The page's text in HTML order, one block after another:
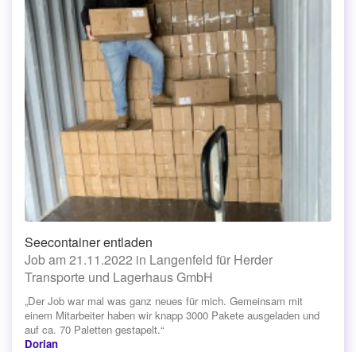
Seecontainer entladen
Job am 21.11.2022 in Langenfeld für Herder
Transporte und Lagerhaus GmbH
„Der Job war mal was ganz neues für mich. Gemeinsam mit
einem Mitarbeiter haben wir knapp 3000 Pakete ausgeladen und
auf ca. 70 Paletten gestapelt.“
Dorian